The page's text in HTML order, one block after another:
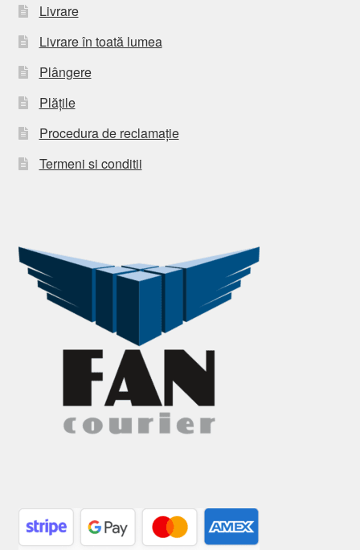
Livrare
Livrare în toată lumea
Plângere
Plățile
Procedura de reclamație
Termeni si conditii